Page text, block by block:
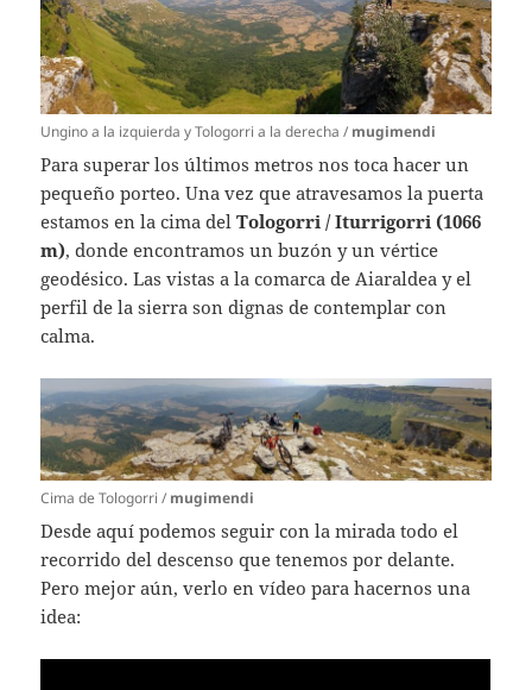
Ungino a la izquierda y Tologorri a la derecha / mugimendi
Para superar los últimos metros nos toca hacer un
pequeño porteo. Una vez que atravesamos la puerta
estamos en la cima delTologorri / Iturrigorri (1066
m), donde encontramos un buzón y un vértice
geodésico. Las vistas a la comarca de Aiaraldea y el
perfil de la sierra son dignas de contemplar con
calma.
Cima de Tologorri / mugimendi
Desde aquí podemos seguir con la mirada todo el
recorrido del descenso que tenemos por delante.
Pero mejor aún, verlo en vídeo para hacernos una
idea: